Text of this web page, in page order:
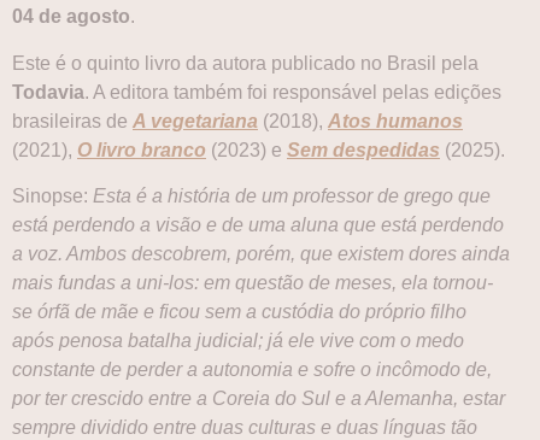
04 de agosto.
Este é o quinto livro da autora publicado no Brasil pela
Todavia. A editora também foi responsável pelas edições
brasileiras de A vegetariana (2018), Atos humanos
(2021), O livro branco (2023) e Sem despedidas (2025).
Sinopse: Esta é a história de um professor de grego que
está perdendo a visão e de uma aluna que está perdendo
a voz. Ambos descobrem, porém, que existem dores ainda
mais fundas a uni-los: em questão de meses, ela tornou-
se órfã de mãe e ficou sem a custódia do próprio filho
após penosa batalha judicial; já ele vive com o medo
constante de perder a autonomia e sofre o incômodo de,
por ter crescido entre a Coreia do Sul e a Alemanha, estar
sempre dividido entre duas culturas e duas línguas tão